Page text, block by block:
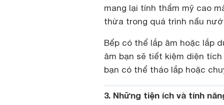
mang lại tính thẩm mỹ cao
thừa trong quá trình nấu
Bếp có thể lắp âm hoặc lắp
âm bạn sẽ tiết kiệm diện
bạn có thể tháo lắp hoặc
3. Những tiện ích và tính